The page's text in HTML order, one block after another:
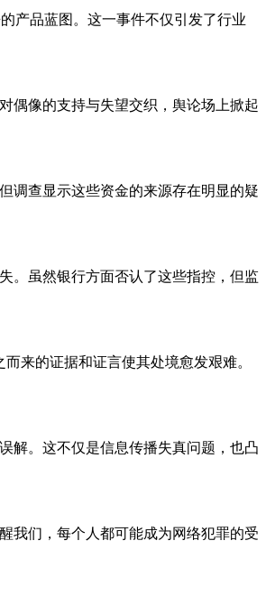
产品蓝图。这一事件不仅引发了行业
偶像的支持与失望交织，舆论场上掀起
调查显示这些资金的来源存在明显的疑
。虽然银行方面否认了这些指控，但监
来的证据和证言使其处境愈发艰难。
解。这不仅是信息传播失真问题，也凸
我们，每个人都可能成为网络犯罪的受